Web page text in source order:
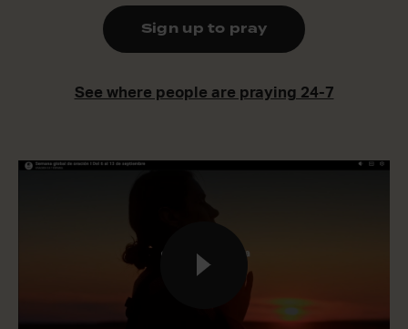
Sign up to pray
See where people are praying 24-7